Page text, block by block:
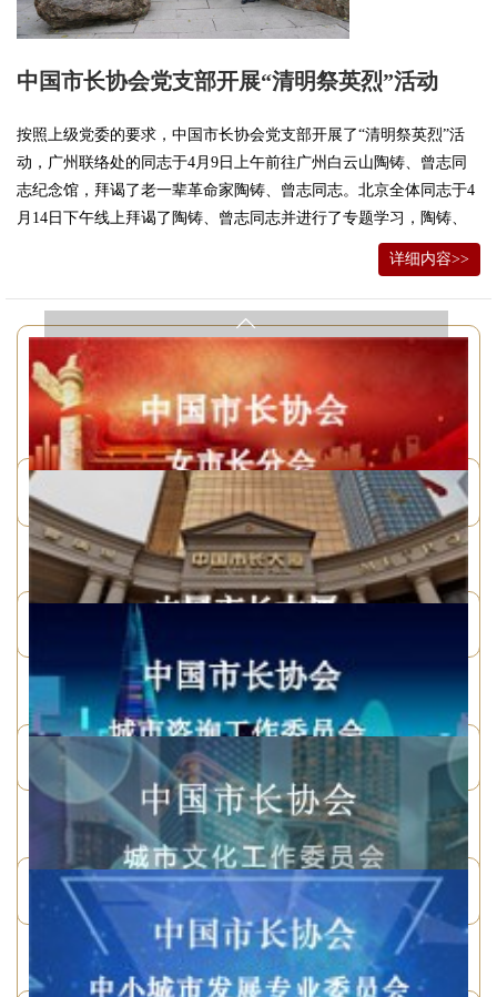
中国市长协会党支部开展“清明祭英烈”活动
按照上级党委的要求，中国市长协会党支部开展了“清明祭英烈”活
动，广州联络处的同志于4月9日上午前往广州白云山陶铸、曾志同
志纪念馆，拜谒了老一辈革命家陶铸、曾志同志。北京全体同志于4
月14日下午线上拜谒了陶铸、曾志同志并进行了专题学习，陶铸、
曾志两位老革命家以一生的行动将全部思想感情、智慧才华奉献给
党的事业。全体同志被老一辈无产阶级革命家“要求于人的甚少，给
予人的甚多”的崇高风范所感染。
详细内容>>